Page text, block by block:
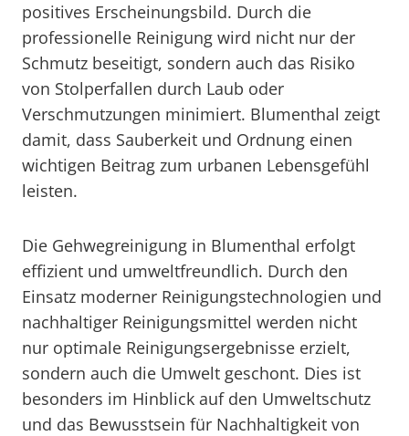
positives Erscheinungsbild. Durch die
professionelle Reinigung wird nicht nur der
Schmutz beseitigt, sondern auch das Risiko
von Stolperfallen durch Laub oder
Verschmutzungen minimiert. Blumenthal zeigt
damit, dass Sauberkeit und Ordnung einen
wichtigen Beitrag zum urbanen Lebensgefühl
leisten.
Die Gehwegreinigung in Blumenthal erfolgt
effizient und umweltfreundlich. Durch den
Einsatz moderner Reinigungstechnologien und
nachhaltiger Reinigungsmittel werden nicht
nur optimale Reinigungsergebnisse erzielt,
sondern auch die Umwelt geschont. Dies ist
besonders im Hinblick auf den Umweltschutz
und das Bewusstsein für Nachhaltigkeit von